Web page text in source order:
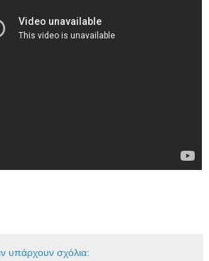
υπάρχουν σχόλια: